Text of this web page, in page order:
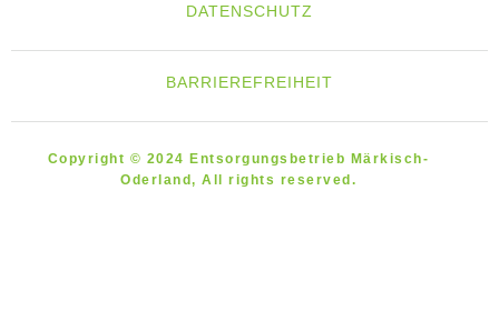
DATENSCHUTZ
BARRIEREFREIHEIT
Copyright © 2024 Entsorgungsbetrieb Märkisch-
Oderland, All rights reserved.